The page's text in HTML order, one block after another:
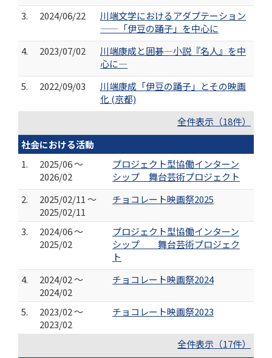
3.
2024/06/22
川端文学におけるアダプテーション
——「伊豆の踊子」を中心に
4.
2023/07/02
川端康成と囲碁―小説『名人』を中
心に―
5.
2022/09/03
川端康成「伊豆の踊子」とその映画
化 (京都)
全件表示（18件）
社会における活動
1.
2025/06 ～
2026/02
プロジェクト型協働インターン
シップ 舞台芸術プロジェクト
2.
2025/02/11 ～
2025/02/11
チョコレート映画祭2025
3.
2024/06 ～
2025/02
プロジェクト型協働インターン
シップ 舞台芸術プロジェク
ト
4.
2024/02 ～
2024/02
チョコレート映画祭2024
5.
2023/02 ～
2023/02
チョコレート映画祭2023
全件表示（17件）